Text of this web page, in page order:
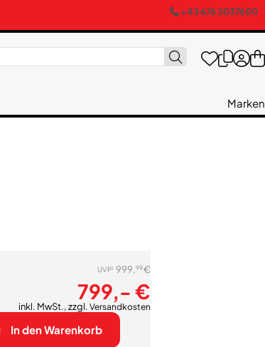
+43 676 3037600
Marken
UVP1 999,99€
799,- €
inkl. MwSt., zzgl. Versandkosten
In den Warenkorb